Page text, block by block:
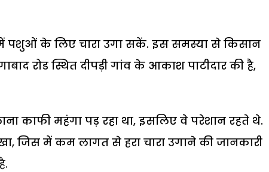
पशुओं के लिए चारा उगा सकें. इस समस्या से किसान
रोड स्थित दीपड़ी गांव के आकाश पाटीदार की है,
काफी महंगा पड़ रहा था, इसलिए वे परेशान रहते थे.
जिस में कम लागत से हरा चारा उगाने की जानकारी